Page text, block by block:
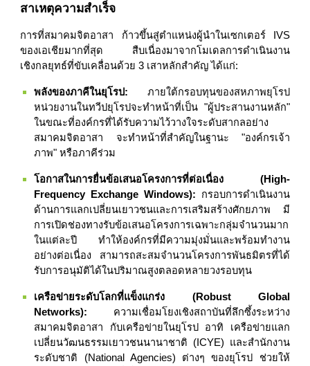
สาเหตุความสำเร็จ
การที่สมาคมจิตอาสา ก้าวขึ้นสู่ตำแหน่งผู้นำในเซกเตอร์ IVS
ของเอเชียมากที่สุด สืบเนื่องมาจากโมเดลการดำเนินงาน
เชิงกลยุทธ์ที่ขับเคลื่อนด้วย 3 เสาหลักสำคัญ ได้แก่:
พลังของภาคีในยุโรป: ภายใต้กรอบทุนของสหภาพยุโรป
หน่วยงานในทวีปยุโรปจะทำหน้าที่เป็น "ผู้ประสานงานหลัก"
ในขณะที่องค์กรที่ได้รับความไว้วางใจระดับสากลอย่าง
สมาคมจิตอาสา จะทำหน้าที่สำคัญในฐานะ "องค์กรเจ้า
ภาพ" หรือภาคีร่วม
โอกาสในการยื่นข้อเสนอโครงการที่ต่อเนื่อง (High-
Frequency Exchange Windows): กรอบการดำเนินงาน
ด้านการแลกเปลี่ยนเยาวชนและการเสริมสร้างศักยภาพ มี
การเปิดช่องทางรับข้อเสนอโครงการเฉพาะกลุ่มจำนวนมาก
ในแต่ละปี ทำให้องค์กรที่มีความมุ่งมั่นและพร้อมทำงาน
อย่างต่อเนื่อง สามารถสะสมจำนวนโครงการพันธมิตรที่ได้
รับการอนุมัติได้ในปริมาณสูงตลอดหลายวงรอบทุน
เครือข่ายระดับโลกที่แข็งแกร่ง (Robust Global
Networks): ความเชื่อมโยงเชิงสถาบันที่ลึกซึ้งระหว่าง
สมาคมจิตอาสา กับเครือข่ายในยุโรป อาทิ เครือข่ายแลก
เปลี่ยนวัฒนธรรมเยาวชนนานาชาติ (ICYE) และสำนักงาน
ระดับชาติ (National Agencies) ต่างๆ ของยุโรป ช่วยให้